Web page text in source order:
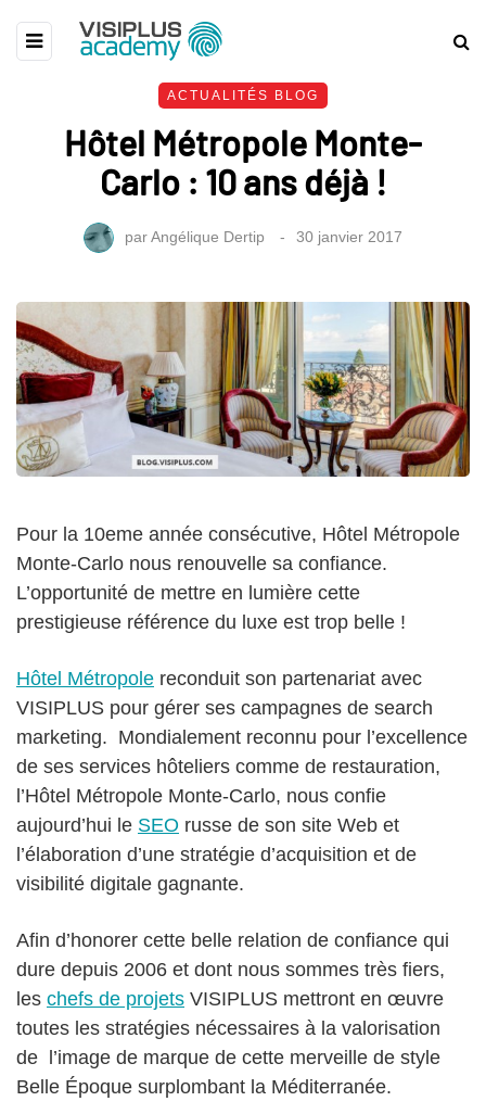
ACTUALITÉS BLOG
Hôtel Métropole Monte-
Carlo : 10 ans déjà !
parAngélique Dertip 30 janvier 2017
Pour la 10eme année consécutive, Hôtel Métropole
Monte-Carlo nous renouvelle sa confiance.
L’opportunité de mettre en lumière cette
prestigieuse référence du luxe est trop belle !
Hôtel Métropole reconduit son partenariat avec
VISIPLUS pour gérer ses campagnes de search
marketing. Mondialement reconnu pour l’excellence
de ses services hôteliers comme de restauration,
l’Hôtel Métropole Monte-Carlo, nous confie
aujourd’hui le SEO russe de son site Web et
l’élaboration d’une stratégie d’acquisition et de
visibilité digitale gagnante.
Afin d’honorer cette belle relation de confiance qui
dure depuis 2006 et dont nous sommes très fiers,
les chefs de projets VISIPLUS mettront en œuvre
toutes les stratégies nécessaires à la valorisation
de l’image de marque de cette merveille de style
Belle Époque surplombant la Méditerranée.